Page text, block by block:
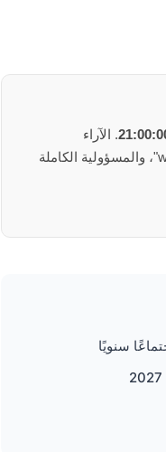
. الآراء
والمعلومات الواردة في هذا المأوضح لا تعبر بالضرورة عن رأي موقع "wakalanews"، والمسؤولية الكاملة